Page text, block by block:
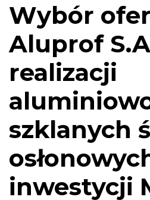
Wybór
Aluprof
realizacji
szklanych
inwestycji